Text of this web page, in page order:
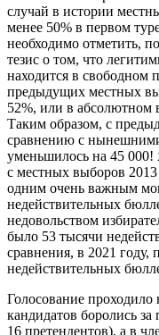
случай в истории
менее 50% в первом
необходимо отметить,
тезис о том, что
находится в свободном
предыдущих местных
52%, или в абсолютном
Таким образом, с
сравнению с
уменьшилось на 45 000!
с местных выборов
одним очень важным
недействительных
недовольством
было 53 тысячи
сравнения, в 2021 году,
недействительных
Голосование проходило
кандидатов боролись
16 претендентов), а в